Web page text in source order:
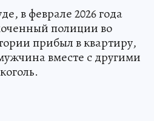
в феврале 2026 года
полиции во
прибыл в квартиру,
вместе с другими